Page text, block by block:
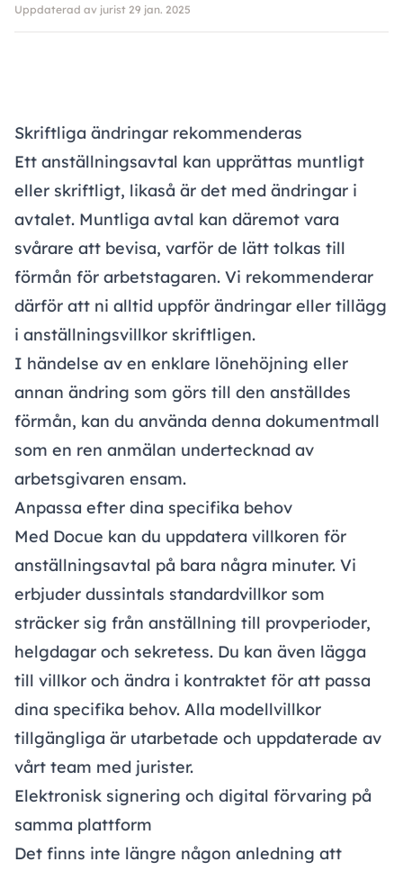
Uppdaterad av jurist 29 jan. 2025
Skriftliga ändringar rekommenderas
Ett anställningsavtal kan upprättas muntligt
eller skriftligt, likaså är det med ändringar i
avtalet. Muntliga avtal kan däremot vara
svårare att bevisa, varför de lätt tolkas till
förmån för arbetstagaren. Vi rekommenderar
därför att ni alltid uppför ändringar eller tillägg
i anställningsvillkor skriftligen.
I händelse av en enklare lönehöjning eller
annan ändring som görs till den anställdes
förmån, kan du använda denna dokumentmall
som en ren anmälan undertecknad av
arbetsgivaren ensam.
Anpassa efter dina specifika behov
Med Docue kan du uppdatera villkoren för
anställningsavtal på bara några minuter. Vi
erbjuder dussintals standardvillkor som
sträcker sig från anställning till provperioder,
helgdagar och sekretess. Du kan även lägga
till villkor och ändra i kontraktet för att passa
dina specifika behov. Alla modellvillkor
tillgängliga är utarbetade och uppdaterade av
vårt team med jurister.
Elektronisk signering och digital förvaring på
samma plattform
Det finns inte längre någon anledning att